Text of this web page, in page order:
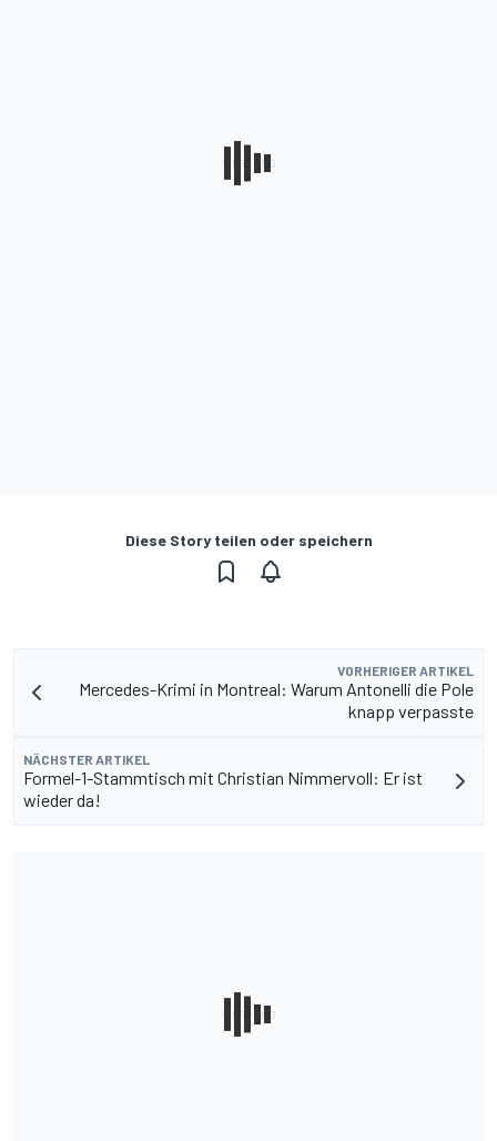
Diese Story teilen oder speichern
VORHERIGER ARTIKEL
Mercedes-Krimi in Montreal: Warum Antonelli die Pole
knapp verpasste
NÄCHSTER ARTIKEL
Formel-1-Stammtisch mit Christian Nimmervoll: Er ist
wieder da!